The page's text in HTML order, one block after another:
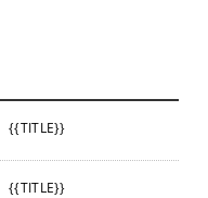
{{TITLE}}
{{TITLE}}